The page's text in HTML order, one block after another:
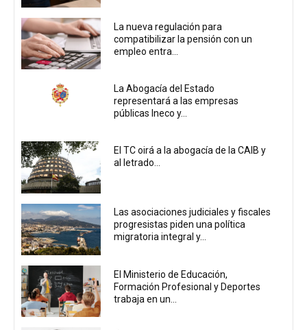
La nueva regulación para
compatibilizar la pensión con un
empleo entra...
La Abogacía del Estado
representará a las empresas
públicas Ineco y...
El TC oirá a la abogacía de la CAIB y
al letrado...
Las asociaciones judiciales y fiscales
progresistas piden una política
migratoria integral y...
El Ministerio de Educación,
Formación Profesional y Deportes
trabaja en un...